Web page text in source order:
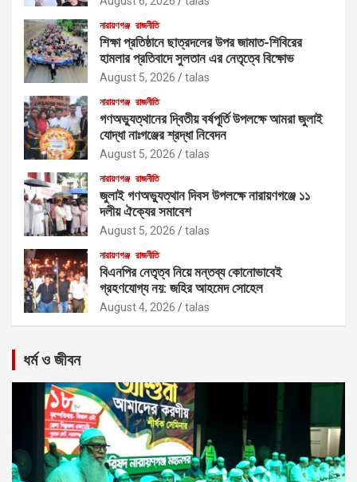
নারায়ণগঞ্জ রাজনীতি
শিক্ষা প্রতিষ্ঠানে ছাত্রদলের উপর জামাত-শিবিরের
হামলার প্রতিবাদে সুলতান এর নেতৃত্বে বিক্ষোভ
August 5, 2026 talas
নারায়ণগঞ্জ রাজনীতি
গণঅভ্যুত্থানের দ্বিতীয় বর্ষপূর্তি উপলক্ষে আমরা জুলাই
যোদ্ধা নাঃগঞ্জের শ্রদ্ধা নিবেদন
August 5, 2026 talas
নারায়ণগঞ্জ রাজনীতি
জুলাই গণঅভ্যুত্থান দিবস উপলক্ষে নারায়ণগঞ্জে ১১
দলীয় ঐক্যের সমাবেশ
August 5, 2026 talas
নারায়ণগঞ্জ রাজনীতি
বিএনপির নেতৃত্ব নিয়ে মন্তব্য কোনোভাবেই
গ্রহণযোগ্য নয়: জহির আহমেদ সোহেল
August 4, 2026 talas
ধর্ম ও জীবন